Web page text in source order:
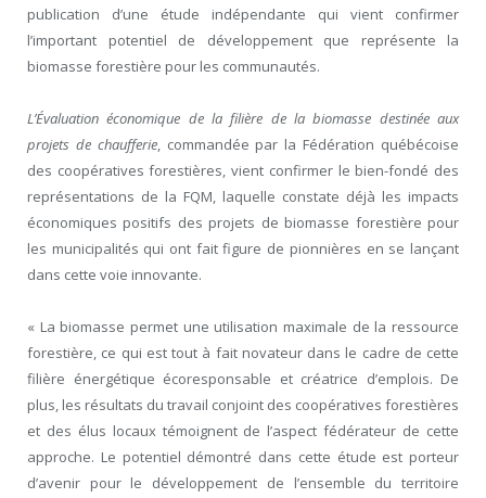
publication d’une étude indépendante qui vient confirmer
l’important potentiel de développement que représente la
biomasse forestière pour les communautés.
L’Évaluation économique de la filière de la biomasse destinée aux
projets de chaufferie, commandée par la Fédération québécoise
des coopératives forestières, vient confirmer le bien-fondé des
représentations de la FQM, laquelle constate déjà les impacts
économiques positifs des projets de biomasse forestière pour
les municipalités qui ont fait figure de pionnières en se lançant
dans cette voie innovante.
« La biomasse permet une utilisation maximale de la ressource
forestière, ce qui est tout à fait novateur dans le cadre de cette
filière énergétique écoresponsable et créatrice d’emplois. De
plus, les résultats du travail conjoint des coopératives forestières
et des élus locaux témoignent de l’aspect fédérateur de cette
approche. Le potentiel démontré dans cette étude est porteur
d’avenir pour le développement de l’ensemble du territoire